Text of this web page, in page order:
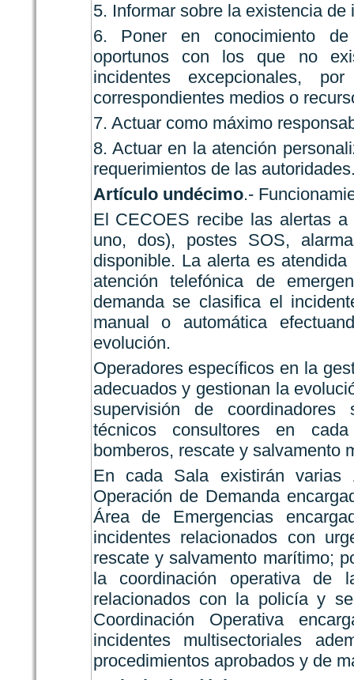
5. Informar sobre la existencia
6. Poner en conocimiento de
oportunos con los que no
incidentes excepcionales,
correspondientes medios o
7. Actuar como máximo
8. Actuar en la atención
requerimientos de las
Artículo undécimo.-
El CECOES recibe las alertas
uno, dos), postes SOS,
disponible. La alerta es
atención telefónica de
demanda se clasifica el
manual o automática
evolución.
Operadores específicos en la
adecuados y gestionan la
supervisión de
técnicos consultores en
bomberos, rescate y salvamento
En cada Sala existirán
Operación de Demanda
Área de Emergencias
incidentes relacionados con
rescate y salvamento marítimo;
la coordinación operativa de
relacionados con la policía y
Coordinación Operativa
incidentes multisectoriales
procedimientos aprobados y de